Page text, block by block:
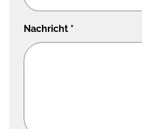
Nachricht *